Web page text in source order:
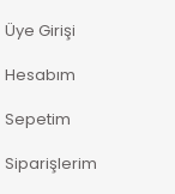
Üye Girişi
Hesabım
Sepetim
Siparişlerim